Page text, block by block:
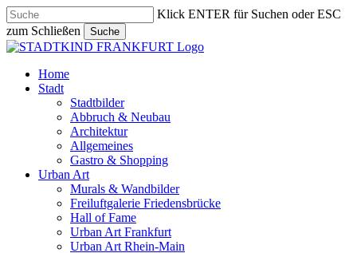
Skip
to
main
content
Klick ENTER für Suchen oder ESC
zum Schließen
Suche
Close
search
Menu
Home
Stadt
Stadtbilder
Abbruch & Neubau
Architektur
Allgemeines
Gastro & Shopping
Urban Art
Murals & Wandbilder
Freiluftgalerie Friedensbrücke
Hall of Fame
Urban Art Frankfurt
Urban Art Rhein-Main